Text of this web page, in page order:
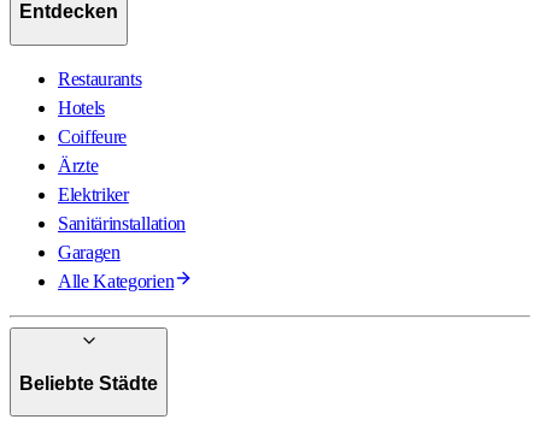
Entdecken
Restaurants
Hotels
Coiffeure
Ärzte
Elektriker
Sanitärinstallation
Garagen
Alle Kategorien
Beliebte Städte